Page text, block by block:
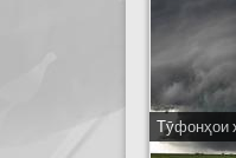
Тӯфонҳои